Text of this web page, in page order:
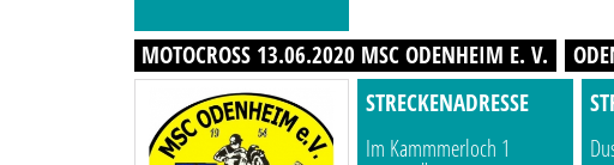
MOTOCROSS 13.06.2020 MSC ODENHEIM E. V.
STRECKENADRESSE
Im Kammmerloch 1